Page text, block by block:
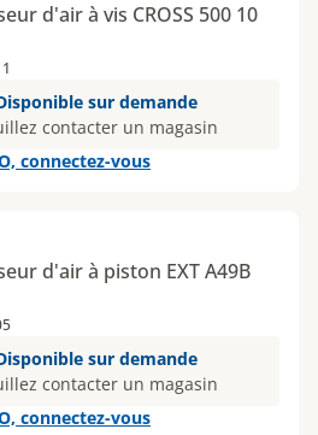
d'air à vis CROSS 500 10
sur demande
contacter un magasin
connectez-vous
d'air à piston EXT A49B
sur demande
contacter un magasin
connectez-vous